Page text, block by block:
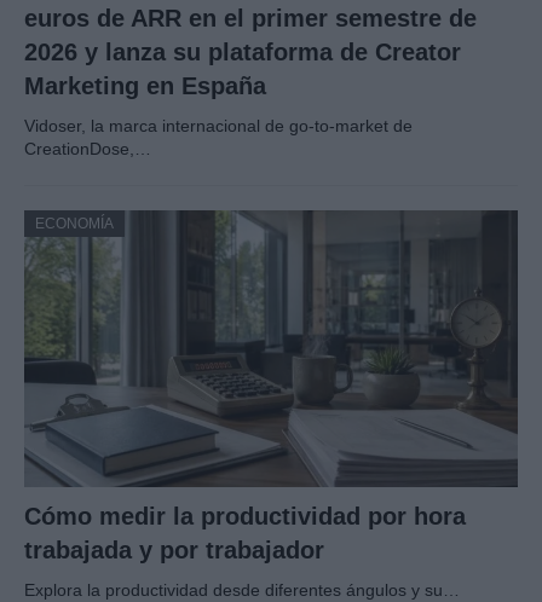
euros de ARR en el primer semestre de
2026 y lanza su plataforma de Creator
Marketing en España
Vidoser, la marca internacional de go-to-market de
CreationDose,…
ECONOMÍA
Cómo medir la productividad por hora
trabajada y por trabajador
Explora la productividad desde diferentes ángulos y su…